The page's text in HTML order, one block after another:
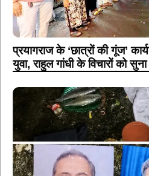
प्रयागराज के ‘छात्रों की गूंज’
युवा, राहुल गांधी के विचारों को सुना